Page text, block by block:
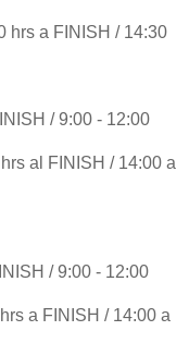
hrs a FINISH / 14:30
/ 9:00 - 12:00
al FINISH / 14:00 a
/ 9:00 - 12:00
a FINISH / 14:00 a